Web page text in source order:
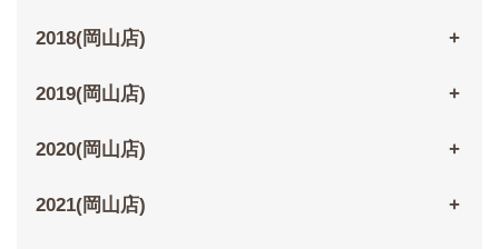
2018(岡山店)
2019(岡山店)
2020(岡山店)
2021(岡山店)